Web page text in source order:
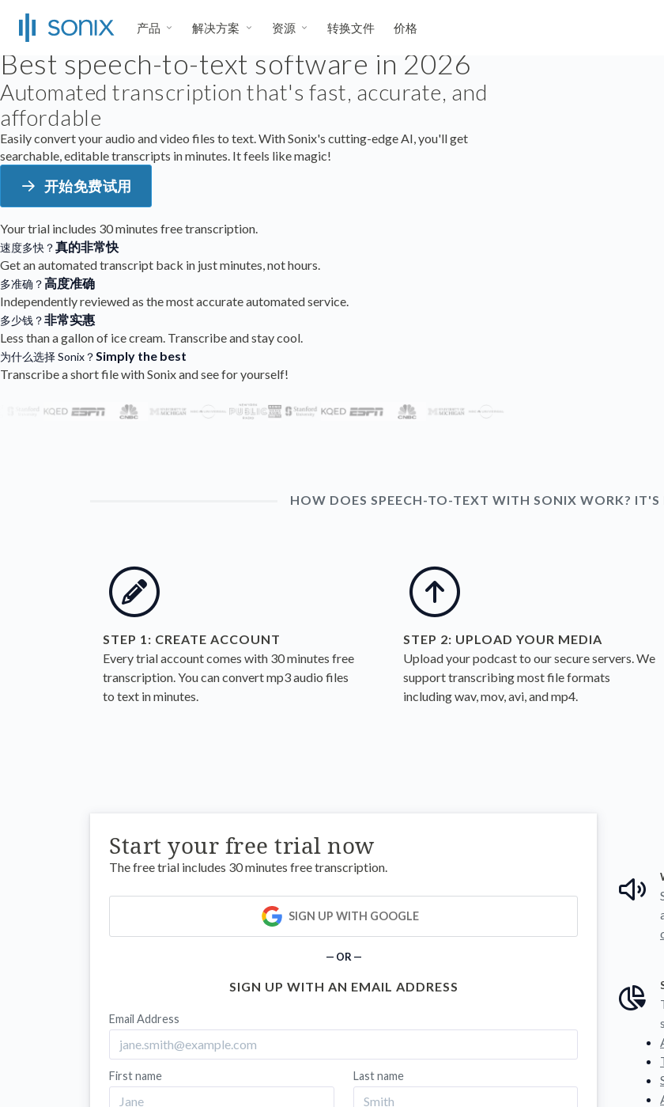
产品 解决方案 资源 转换文件 价格
Best speech-to-text software in 2026
Automated transcription that's fast, accurate, and
affordable
Easily convert your audio and video files to text. With Sonix's cutting-edge AI, you'll get
searchable, editable transcripts in minutes. It feels like magic!
开始免费试用
Your trial includes 30 minutes free transcription.
速度多快？真的非常快
Get an automated transcript back in just minutes, not hours.
多准确？高度准确
Independently reviewed as the most accurate automated service.
多少钱？非常实惠
Less than a gallon of ice cream. Transcribe and stay cool.
为什么选择 Sonix？Simply the best
Transcribe a short file with Sonix and see for yourself!
HOW DOES SPEECH-TO-TEXT WITH SONIX WORK? IT'S
STEP 1: CREATE ACCOUNT
Every trial account comes with 30 minutes free
transcription. You canconvert mp3 audio files
to text in minutes.
STEP 2: UPLOAD YOUR MEDIA
Upload your podcast to our secure servers. We
support transcribingmost file formats
includingwav,mov,avi, andmp4.
Start your free trial now
The free trial includes 30 minutes free transcription.
SIGN UP WITH GOOGLE
— OR —
SIGN UP WITH AN EMAIL ADDRESS
Email Address
First name Last name